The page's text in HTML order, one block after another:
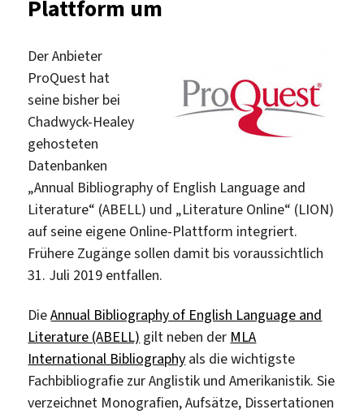
Plattform um
Der Anbieter
ProQuest hat
seine bisher bei
Chadwyck-Healey
gehosteten
Datenbanken
„Annual Bibliography of English Language and
Literature“ (ABELL) und „Literature Online“ (LION)
auf seine eigene Online-Plattform integriert.
Frühere Zugänge sollen damit bis voraussichtlich
31. Juli 2019 entfallen.
DieAnnual Bibliography of English Language and
Literature (ABELL) gilt neben der MLA
International Bibliography als die wichtigste
Fachbibliografie zur Anglistik und Amerikanistik. Sie
verzeichnet Monografien, Aufsätze, Dissertationen